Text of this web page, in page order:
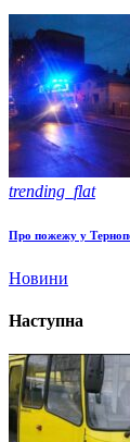
trending_flat
Про пожежу у
Новини
Наступна